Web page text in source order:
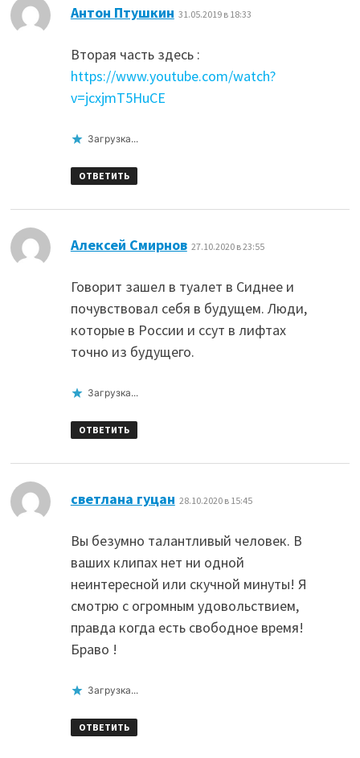
Антон Птушкин 31.05.2019 в 18:33
Вторая часть здесь :
https://www.youtube.com/watch?
v=jcxjmT5HuCE
Загрузка...
ОТВЕТИТЬ
Алексей Смирнов: 27.10.2020 в 23:55
Говорит зашел в туалет в Сиднее и
почувствовал себя в будущем. Люди,
которые в России и ссут в лифтах
точно из будущего.
Загрузка...
ОТВЕТИТЬ
светлана гуцан 28.10.2020 в 15:45
Вы безумно талантливый человек. В
ваших клипах нет ни одной
неинтересной или скучной минуты! Я
смотрю с огромным удовольствием,
правда когда есть свободное время!
Браво !
Загрузка...
ОТВЕТИТЬ